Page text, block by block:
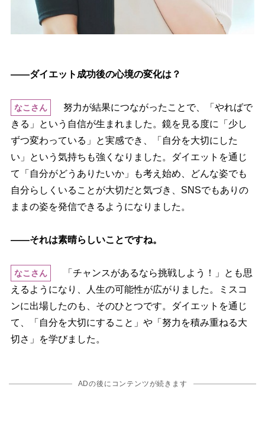
――ダイエット成功後の心境の変化は？
なこさん
努力が結果につながったことで、「やればで
きる」という自信が生まれました。鏡を見る度に「少し
ずつ変わっている」と実感でき、「自分を大切にした
い」という気持ちも強くなりました。ダイエットを通じ
て「自分がどうありたいか」も考え始め、どんな姿でも
自分らしくいることが大切だと気づき、SNSでもありの
ままの姿を発信できるようになりました。
――それは素晴らしいことですね。
なこさん
「チャンスがあるなら挑戦しよう！」とも思
えるようになり、人生の可能性が広がりました。ミスコ
ンに出場したのも、そのひとつです。ダイエットを通じ
て、「自分を大切にすること」や「努力を積み重ねる大
切さ」を学びました。
ADの後にコンテンツが続きます